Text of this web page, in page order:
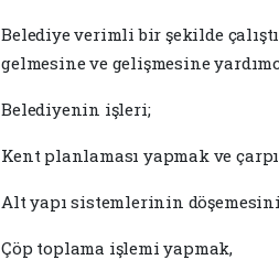
Belediye verimli bir şekilde
gelmesine ve gelişmesine
Belediyenin işleri;
Kent planlaması yapmak ve
Alt yapı sistemlerinin
Çöp toplama işlemi yapmak,